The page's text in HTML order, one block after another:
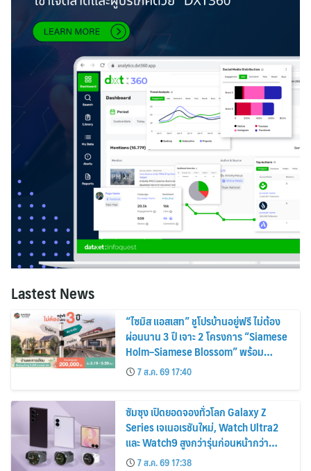
Lastest News
“ไซมิส แอสเสท” ชูโปรบ้านอยู่ฟรี ไม่ต้อง
ผ่อนนาน 3 ปี เจาะ 2 โครงการ “Siamese
Holm–Siamese Blossom” พร้อม
ส่วนลดและสิทธิพิเศษถึง 31 สิงหาคม
2569
7 ส.ค. 69 17:40
ซัมซุง เปิดยอดจองทั่วโลก Galaxy Z
Series เจเนอเรชันใหม่, Watch Ultra2
และ Watch9 สูงกว่ารุ่นก่อนหน้ากว่า
30%7 ส.ค. 69 17:38